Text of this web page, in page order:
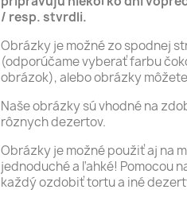
/ resp. stvrdli.
Obrázky je možné zo spodnej
(odporúčame vyberať farbu
obrázok), alebo obrázky
Naše obrázky sú vhodné na
rôznych dezertov.
Obrázky je možné použiť aj na
jednoduché a ľahké! Pomocou
každý ozdobiť tortu a iné